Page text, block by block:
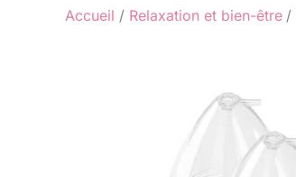
Accueil Relaxation et bien-être